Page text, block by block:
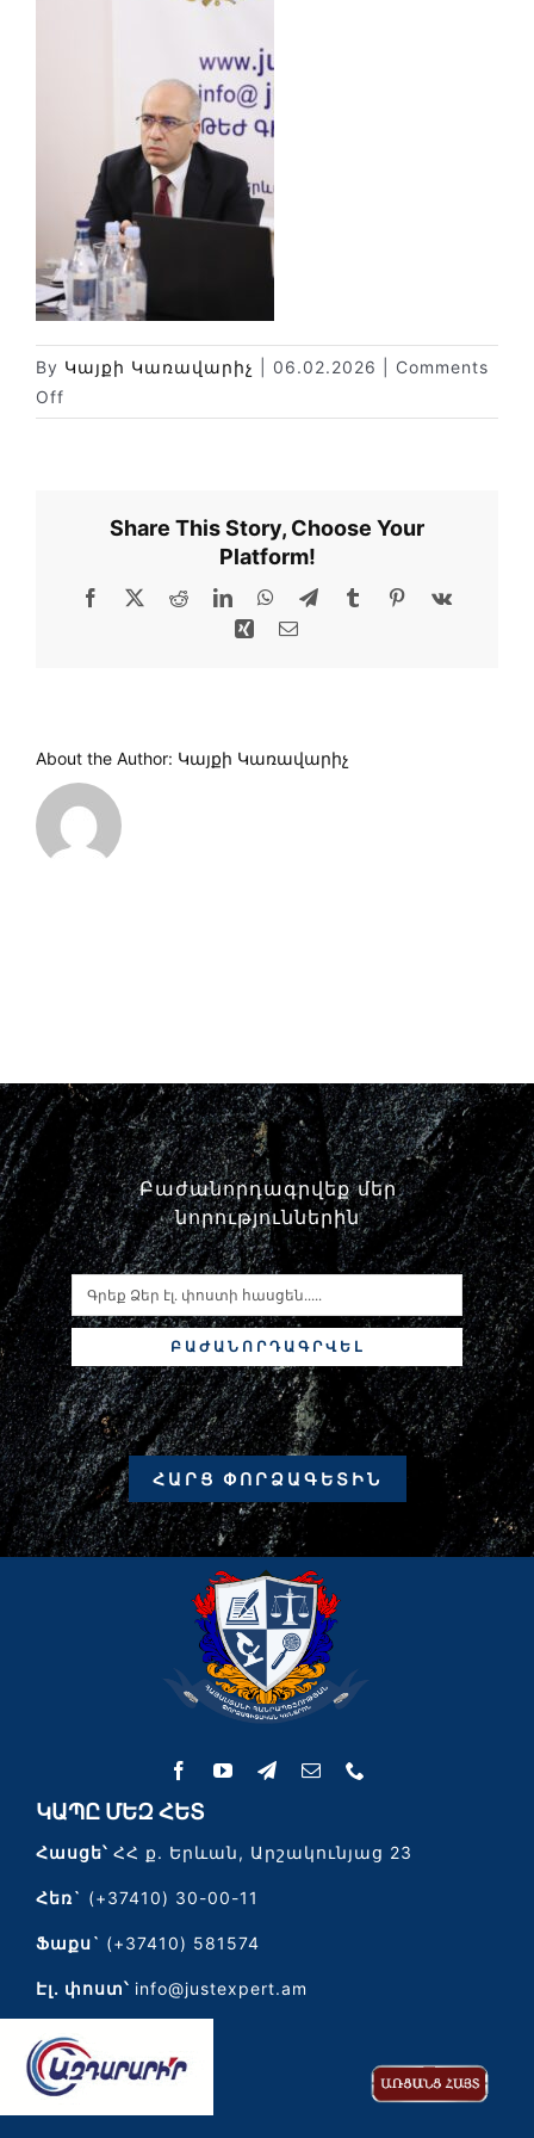
Նորություններ
Գրադարան
Կայքի քարտեզ
By Կայքի Կառավարիչ 06.02.2026
Comments
Off
Share This Story, Choose Your
Platform!
Facebook Reddit LinkedInWhatsAppTelegram
TumblrPinterest
Xing
About the Author: Կայքի Կառավարիչ
Բաժանորդագրվեք մեր
նորություններին
ԲԱԺԱՆՈՐԴԱԳՐՎԵԼ
ՀԱՐՑ ՓՈՐՁԱԳԵՏԻՆ
ԿԱՊԸ ՄԵԶ ՀԵՏ
Հասցե՝ՀՀ ք. Երևան, Արշակունյաց 23
Հեռ` (+37410) 30-00-11
Ֆաքս` (+37410) 581574
Էլ․ փոստ՝ info@justexpert.am